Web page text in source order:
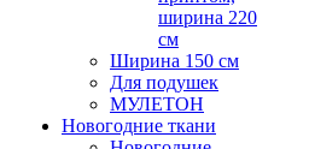
ширина 220
см
Ширина 150 см
Для подушек
МУЛЕТОН
Новогодние ткани